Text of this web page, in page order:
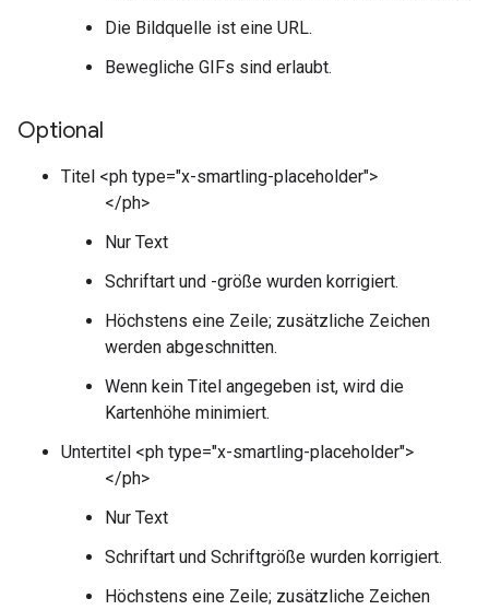
Die Bildquelle ist eine URL.
Bewegliche GIFs sind erlaubt.
Optional
Titel <ph type="x-smartling-placeholder">
</ph>
Nur Text
Schriftart und -größe wurden korrigiert.
Höchstens eine Zeile; zusätzliche Zeichen
werden abgeschnitten.
Wenn kein Titel angegeben ist, wird die
Kartenhöhe minimiert.
Untertitel <ph type="x-smartling-placeholder">
</ph>
Nur Text
Schriftart und Schriftgröße wurden korrigiert.
Höchstens eine Zeile; zusätzliche Zeichen